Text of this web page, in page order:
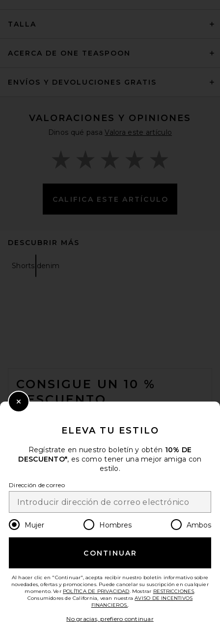
TALLA
ACERCA DE ONE TEASPOON
ENVÍOS Y DEVOLUCIONES GRATIS
VALORACIONES Y OPINIONES
Dinos qué pasaValora este artículo
CALIFICA ESTE ARTÍCULO
DESCUBRIR MÁS
Shorts denim
CONSIGUE UN 10 %
DESCUENTO
electrónico. Puede retirarse en cualquier momento.
Email Address
Change Country Regions
es USD
¡AYÚDANOS A MEJORAR!
ATENCIÓN AL CLIENTE
ELEVA TU ESTILO
Regístrate en nuestro boletín y obtén 10% DE
DESCUENTO*, es como tener una mejor amiga con
estilo.
Dirección de correo
Mujer Hombres Ambos
CONTINUAR
Al hacer clic en "Continuar", acepta recibir nuestro boletín informativo sobre
novedades, ofertas y promociones. Puede cancelar su suscripción en cualquier
momento. Ver POLÍTICA DE PRIVACIDAD. Mostrar RESTRICCIONES.
Consumidores de California, vean nuestraAVISO DE INCENTIVOS
FINANCIEROS..
No gracias, prefiero continuar
Close Modal